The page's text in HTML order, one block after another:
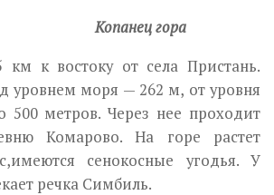
гора
км к востоку от села Пристань.
уровнем моря — 262 м, от уровня
500 метров. Через нее проходит
Комарово. На горе растет
сенокосные угодья. У
речка Симбиль.